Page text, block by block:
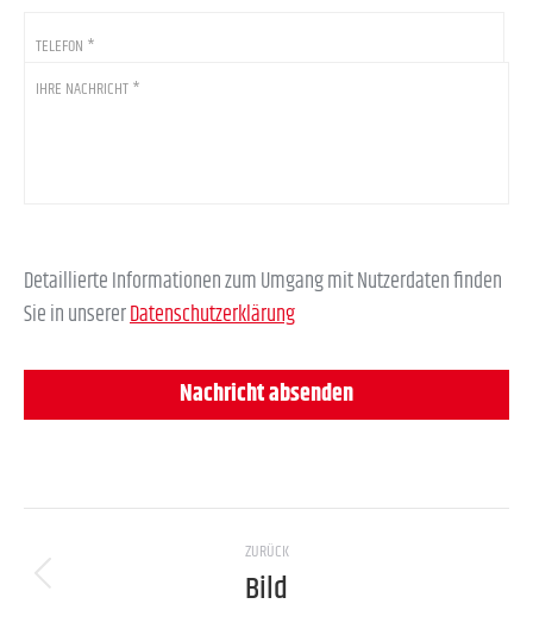
Ihre
Detaillierte Informationen zum Umgang mit Nutzerdaten finden
Sie in unsererDatenschutzerklärung
Project
navigation ZURÜCK
Previous
Bild